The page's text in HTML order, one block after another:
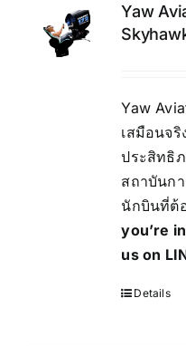
Yaw
Yaw
เสมือนจ
ประสิทธิ
สถาบันก
นักบินที่ต้
you’re
us on
Details